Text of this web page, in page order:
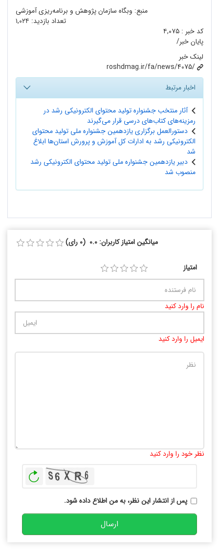
منبع: وبگاه سازمان پژوهش و برنامه‌ریزی آموزشی
تعداد بازدید: ۱,۰۲۴
کد خبر : ۴,۰۷۵
پایان خبر/
لینک خبر
roshdmag.ir/fa/news/4075/
اخبار مرتبط
آثار منتخب جشنواره تولید محتوای الکترونیکی رشد در
رمزینه‌های کتاب‌های درسی قرار می‌گیرند
دستورالعمل برگزاری یازدهمین جشنواره ملی تولید محتوای
الکترونیکی رشد به ادارات کل آموزش و پرورش استان‌ها ابلاغ
شد
دبیر یازدهمین جشنواره ملی تولید محتوای الکترونیکی رشد
منصوب شد
میانگین امتیاز کاربران: 0.0 (0 رای)
امتیاز
نام را وارد کنید
ایمیل را وارد کنید
نظر خود را وارد کنید
پس از انتشار این نظر، به من اطلاع داده شود.
ارسال